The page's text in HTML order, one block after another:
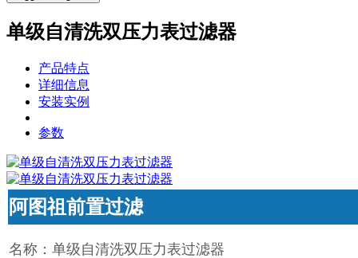
单级自清洗双压力表过滤器
产品特点
详细信息
安装实例
参数
阿图祖前置过滤
名称：单级自清洗双压力表过滤器